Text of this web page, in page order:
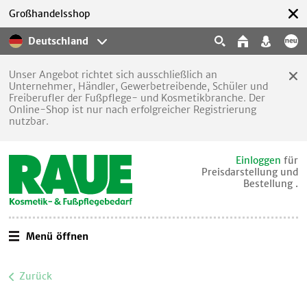
Deutschland
Großhandelsshop
Unser Angebot richtet sich ausschließlich an
Unternehmer, Händler, Gewerbetreibende, Schüler und
Freiberufler der Fußpflege- und Kosmetikbranche. Der
Online-Shop ist nur nach erfolgreicher Registrierung
nutzbar.
Einloggen für
Preisdarstellung und
Bestellung .
Menü öffnen
Zurück